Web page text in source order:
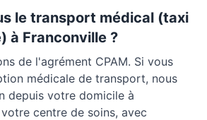
le transport médical (taxi
à Franconville ?
de l'agrément CPAM. Si vous
médicale de transport, nous
depuis votre domicile à
centre de soins, avec